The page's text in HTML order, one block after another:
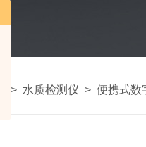
> 水质检测仪 > 便携式数